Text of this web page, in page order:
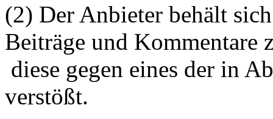
(2) Der Anbieter behält
Beiträge und Kommentare
diese gegen eines der in
verstößt.